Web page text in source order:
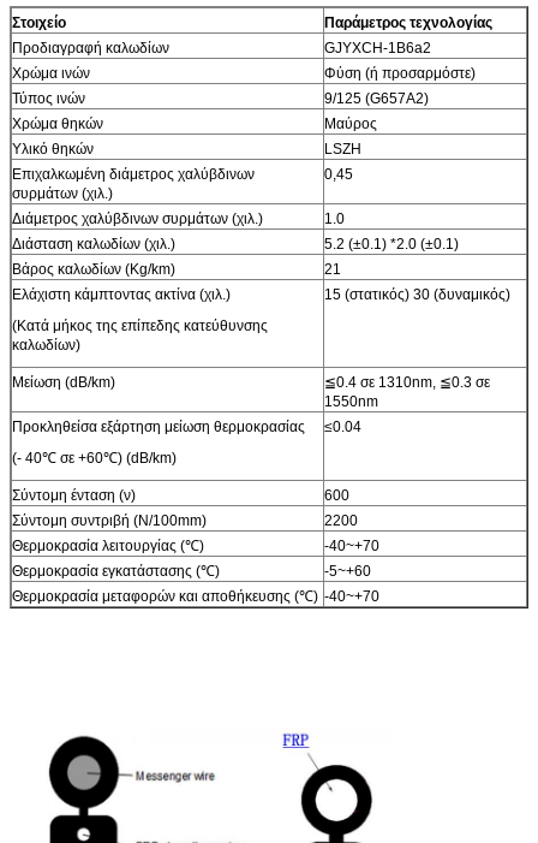
Στοιχείο
Παράμετρος τεχνολογίας
Προδιαγραφή καλωδίων
GJYXCH-1B6a2
Χρώμα ινών
Φύση (ή προσαρμόστε)
Τύπος ινών
9/125 (G657A2)
Χρώμα θηκών
Μαύρος
Υλικό θηκών
LSZH
Επιχαλκωμένη διάμετρος χαλύβδινων
συρμάτων (χιλ.)
0,45
Διάμετρος χαλύβδινων συρμάτων (χιλ.)
1.0
Διάσταση καλωδίων (χιλ.)
5.2 (±0.1) *2.0 (±0.1)
Βάρος καλωδίων (Kg/km)
21
Ελάχιστη κάμπτοντας ακτίνα (χιλ.)
(Κατά μήκος της επίπεδης κατεύθυνσης
καλωδίων)
15 (στατικός) 30 (δυναμικός)
Μείωση (dB/km)
≦0.4 σε 1310nm, ≦0.3 σε
1550nm
Προκληθείσα εξάρτηση μείωση θερμοκρασίας
(- 40℃ σε +60℃) (dB/km)
≤0.04
Σύντομη ένταση (ν)
600
Σύντομη συντριβή (N/100mm)
2200
Θερμοκρασία λειτουργίας (℃)
-40~+70
Θερμοκρασία εγκατάστασης (℃)
-5~+60
Θερμοκρασία μεταφορών και αποθήκευσης (℃) -40~+70